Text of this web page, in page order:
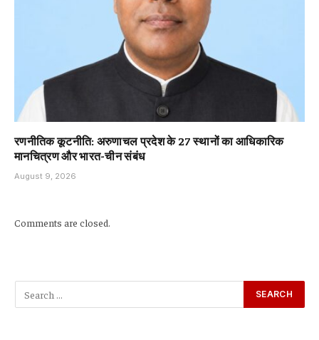
रणनीतिक कूटनीति: अरुणाचल प्रदेश के 27 स्थानों का आधिकारिक
मानचित्रण और भारत-चीन संबंध
August 9, 2026
Comments are closed.